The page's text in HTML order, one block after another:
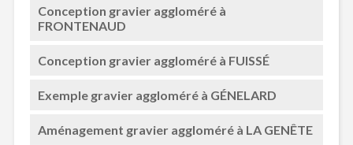
Conception gravier aggloméré à
FRONTENAUD
Conception gravier aggloméré à FUISSÉ
Exemple gravier aggloméré à GÉNELARD
Aménagement gravier aggloméré à LA GENÊTE